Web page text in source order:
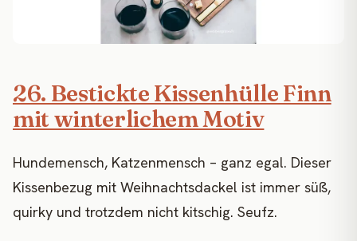
26. Bestickte Kissenhülle Finn
mit winterlichem Motiv
Hundemensch, Katzenmensch – ganz egal. Dieser
Kissenbezug mit Weihnachtsdackel ist immer süß,
quirky und trotzdem nicht kitschig. Seufz.